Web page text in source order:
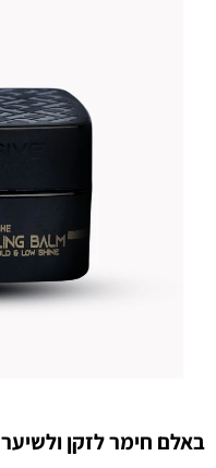
באלם חימר לזקן ולשיער PION BM – 150ml